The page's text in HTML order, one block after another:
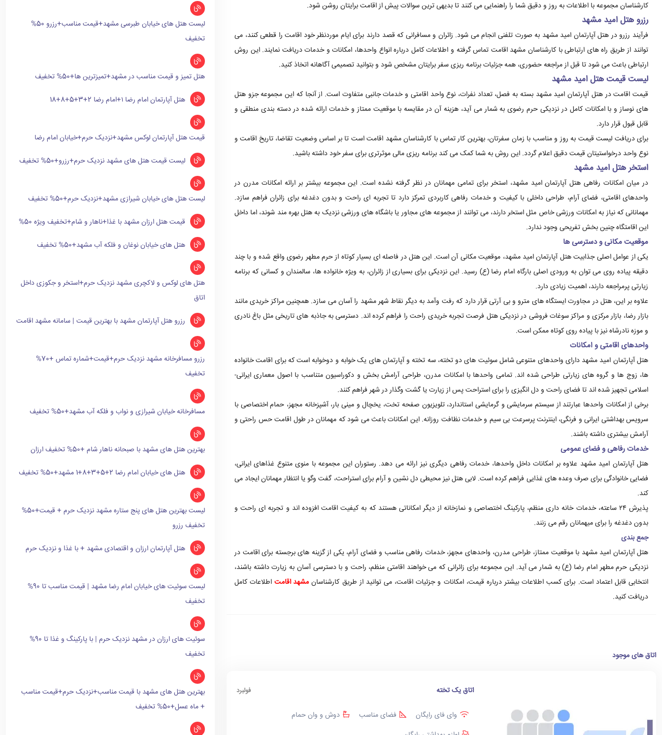
کارشناسان مجموعه با اطلاعات به روز و دقیق شما را راهنمایی می کنند تا بدیهی ترین سوالات پیش از اقامت برایتان روشن شود.
رزرو هتل امید مشهد
فرآیند رزرو در هتل آپارتمان امید مشهد به صورت تلفنی انجام می شود. زائران و مسافرانی که قصد دارند برای ایام موردنظر خود اقامت را قطعی کنند، می
توانند از طریق راه های ارتباطی با کارشناسان مشهد اقامت تماس گرفته و اطلاعات کامل درباره انواع واحدها، امکانات و خدمات دریافت نمایند. این روش
ارتباطی باعث می شود تا قبل از مراجعه حضوری، همه جزئیات برنامه ریزی سفر برایتان مشخص شود و بتوانید تصمیمی آگاهانه اتخاذ کنید.
لیست قیمت هتل امید مشهد
قیمت اقامت در هتل آپارتمان امید مشهد بسته به فصل، تعداد نفرات، نوع واحد اقامتی و خدمات جانبی متفاوت است. از آنجا که این مجموعه جزو هتل
های نوساز و با امکانات کامل در نزدیکی حرم رضوی به شمار می آید، هزینه آن در مقایسه با موقعیت ممتاز و خدمات ارائه شده در دسته بندی منطقی و
قابل قبول قرار دارد.
برای دریافت لیست قیمت به روز و مناسب با زمان سفرتان، بهترین کار تماس با کارشناسان مشهد اقامت است تا بر اساس وضعیت تقاضا، تاریخ اقامت و
نوع واحد درخواستیتان قیمت دقیق اعلام گردد. این روش به شما کمک می کند برنامه ریزی مالی موثرتری برای سفر خود داشته باشید.
استخر هتل امید مشهد
در میان امکانات رفاهی هتل آپارتمان امید مشهد، استخر برای تمامی مهمانان در نظر گرفته نشده است. این مجموعه بیشتر بر ارائه امکانات مدرن در
واحدهای اقامتی، فضای آرام، طراحی داخلی با کیفیت و خدمات رفاهی کاربردی تمرکز دارد تا تجربه ای راحت و بدون دغدغه برای زائران فراهم سازد.
مهمانانی که نیاز به امکانات ورزشی خاص مثل استخر دارند، می توانند از مجموعه های مجاور یا باشگاه های ورزشی نزدیک به هتل بهره مند شوند، اما داخل
این اقامتگاه چنین بخش تفریحی وجود ندارد.
موقعیت مکانی و دسترسی ها
یکی از عوامل اصلی جذابیت هتل آپارتمان امید مشهد، موقعیت مکانی آن است. این هتل در فاصله ای بسیار کوتاه از حرم مطهر رضوی واقع شده و با چند
دقیقه پیاده روی می توان به ورودی اصلی بارگاه امام رضا (ع) رسید. این نزدیکی برای بسیاری از زائران، به ویژه خانواده ها، سالمندان و کسانی که برنامه
زیارتی پرمراجعه دارند، اهمیت زیادی دارد.
علاوه بر این، هتل در مجاورت ایستگاه های مترو و بی آرتی قرار دارد که رفت وآمد به دیگر نقاط شهر مشهد را آسان می سازد. همچنین مراکز خریدی مانند
بازار رضا، بازار مرکزی و مراکز سوغات فروشی در نزدیکی هتل فرصت تجربه خریدی راحت را فراهم کرده اند. دسترسی به جاذبه های تاریخی مثل باغ نادری
و موزه نادرشاه نیز با پیاده روی کوتاه ممکن است.
واحدهای اقامتی و امکانات
هتل آپارتمان امید مشهد دارای واحدهای متنوعی شامل سوئیت های دو تخته، سه تخته و آپارتمان های یک خوابه و دوخوابه است که برای اقامت خانواده
ها، زوج ها و گروه های زیارتی طراحی شده اند. تمامی واحدها با امکانات مدرن، طراحی آرامش بخش و دکوراسیون متناسب با اصول معماری ایرانی-
اسلامی تجهیز شده اند تا فضای راحت و دل انگیزی را برای استراحت پس از زیارت یا گشت وگذار در شهر فراهم کنند.
برخی از امکانات واحدها عبارتند از سیستم سرمایشی و گرمایشی استاندارد، تلویزیون صفحه تخت، یخچال و مینی بار، آشپزخانه مجهز، حمام اختصاصی با
سرویس بهداشتی ایرانی و فرنگی، اینترنت پرسرعت بی سیم و خدمات نظافت روزانه. این امکانات باعث می شود که مهمانان در طول اقامت حس راحتی و
آرامش بیشتری داشته باشند.
خدمات رفاهی و فضای عمومی
هتل آپارتمان امید مشهد علاوه بر امکانات داخل واحدها، خدمات رفاهی دیگری نیز ارائه می دهد. رستوران این مجموعه با منوی متنوع غذاهای ایرانی،
فضایی خانوادگی برای صرف وعده های غذایی فراهم کرده است. لابی هتل نیز محیطی دل نشین و آرام برای استراحت، گفت وگو یا انتظار مهمانان ایجاد می
کند.
پذیرش ۲۴ ساعته، خدمات خانه داری منظم، پارکینگ اختصاصی و نمازخانه از دیگر امکاناتی هستند که به کیفیت اقامت افزوده اند و تجربه ای راحت و
بدون دغدغه را برای میهمانان رقم می زنند.
جمع بندی
هتل آپارتمان امید مشهد با موقعیت ممتاز، طراحی مدرن، واحدهای مجهز، خدمات رفاهی مناسب و فضای آرام، یکی از گزینه های برجسته برای اقامت در
نزدیکی حرم مطهر امام رضا (ع) به شمار می آید. این مجموعه برای زائرانی که می خواهند اقامتی منظم، راحت و با دسترسی آسان به زیارت داشته باشند،
انتخابی قابل اعتماد است. برای کسب اطلاعات بیشتر درباره قیمت، امکانات و جزئیات اقامت، می توانید از طریق کارشناسان مشهد اقامتاطلاعات کامل
دریافت کنید.
اتاق های موجود
اتاق یک تخته فولبرد
وای فای رایگان فضای مناسب
دوش و وان حمام
لیست هتل های خیابان طبرسی مشهد+قیمت مناسب+رزرو 50%
تخفیف
هتل تمیز و قیمت مناسب در مشهد+تمیزترین ها+50% تخفیف
هتل آپارتمان امام رضا ۱+امام رضا 2+3+5+8+18
قیمت هتل آپارتمان لوکس مشهد+نزدیک حرم+خیابان امام رضا
لیست قیمت هتل های مشهد نزدیک حرم+رزرو+50% تخفیف
لیست هتل های خیابان شیرازی مشهد+نزدیک حرم+50% تخفیف
قیمت هتل ارزان مشهد با غذا+ناهار و شام+تخفیف ویژه 50%
هتل های خیابان نوغان و فلکه آب مشهد+50% تخفیف
هتل های لوکس و لاکچری مشهد نزدیک حرم+استخر و جکوزی داخل
اتاق
رزرو هتل آپارتمان مشهد با بهترین قیمت | سامانه مشهد اقامت
رزرو مسافرخانه مشهد نزدیک حرم+قیمت+شماره تماس +70%
تخفیف
مسافرخانه خیابان شیرازی و نواب و فلکه آب مشهد+50% تخفیف
بهترین هتل های مشهد با صبحانه ناهار شام +50% تخفیف ارزان
هتل های خیابان امام رضا 2+5+3+8+1 مشهد+50% تخفیف
لیست بهترین هتل های پنج ستاره مشهد نزدیک حرم + قیمت+50%
تخفیف رزرو
هتل آپارتمان ارزان و اقتصادی مشهد + با غذا و نزدیک حرم
لیست سوئیت های خیابان امام رضا مشهد | قیمت مناسب تا 90%
تخفیف
سوئیت های ارزان در مشهد نزدیک حرم | با پارکینگ و غذا تا 90%
تخفیف
بهترین هتل های مشهد با قیمت مناسب+نزدیک حرم+قیمت مناسب
+ ماه عسل+50% تخفیف